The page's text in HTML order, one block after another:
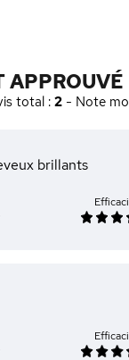
APPROUVÉ
total :2 - Note
brillants